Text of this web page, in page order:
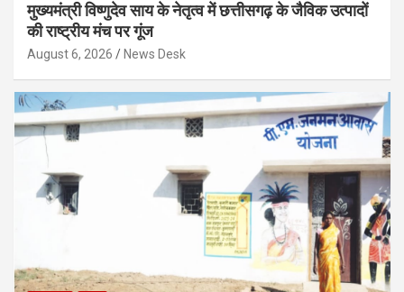
मुख्यमंत्री विष्णुदेव साय के नेतृत्व में छत्तीसगढ़ के जैविक उत्पादों
की राष्ट्रीय मंच पर गूंज
August 6, 2026 News Desk